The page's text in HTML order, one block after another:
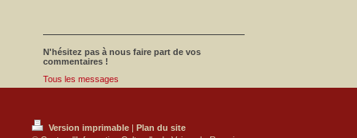
N'hésitez pas à nous faire part de vos
commentaires !
Tous les messages
Version imprimable | Plan du site